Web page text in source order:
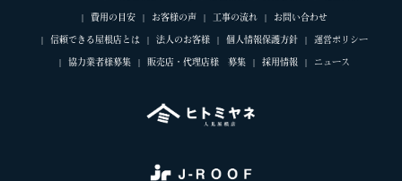
費用の目安 お客様の声 工事の流れ お問い合わせ
信頼できる屋根店とは 法人のお客様 個人情報保護方針 運営ポリシー
協力業者様募集 販売店・代理店様 募集 採用情報 ニュース